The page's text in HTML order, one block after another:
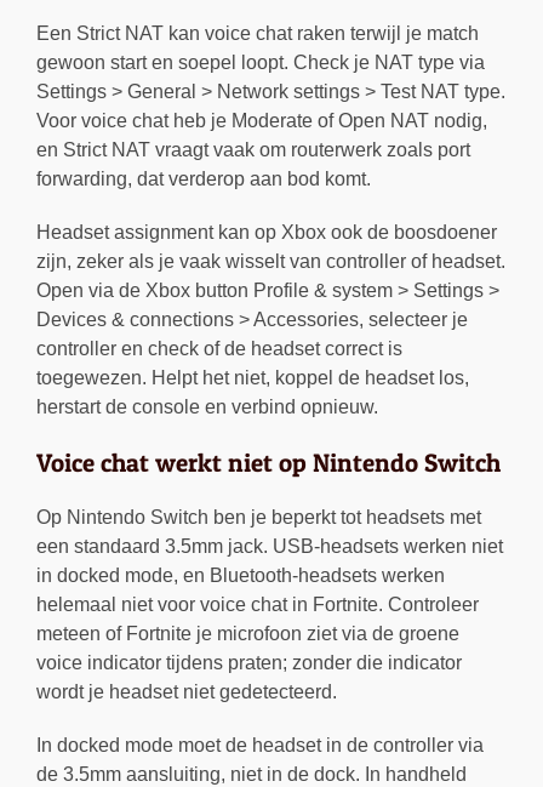
Een Strict NAT kan voice chat raken terwijl je match
gewoon start en soepel loopt. Check je NAT type via
Settings > General > Network settings > Test NAT type.
Voor voice chat heb je Moderate of Open NAT nodig,
en Strict NAT vraagt vaak om routerwerk zoals port
forwarding, dat verderop aan bod komt.
Headset assignment kan op Xbox ook de boosdoener
zijn, zeker als je vaak wisselt van controller of headset.
Open via de Xbox button Profile & system > Settings >
Devices & connections > Accessories, selecteer je
controller en check of de headset correct is
toegewezen. Helpt het niet, koppel de headset los,
herstart de console en verbind opnieuw.
Voice chat werkt niet op Nintendo Switch
Op Nintendo Switch ben je beperkt tot headsets met
een standaard 3.5mm jack. USB-headsets werken niet
in docked mode, en Bluetooth-headsets werken
helemaal niet voor voice chat in Fortnite. Controleer
meteen of Fortnite je microfoon ziet via de groene
voice indicator tijdens praten; zonder die indicator
wordt je headset niet gedetecteerd.
In docked mode moet de headset in de controller via
de 3.5mm aansluiting, niet in de dock. In handheld